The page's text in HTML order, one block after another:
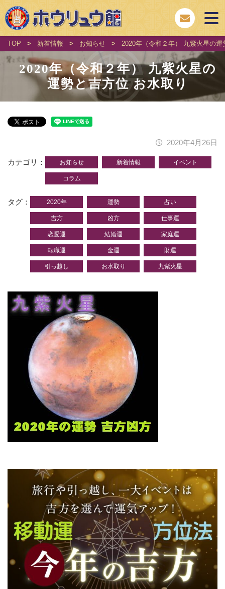
TOP > 新着情報 > お知らせ > 2020年（令和２年） 九紫火星の
2020年（令和２年） 九紫火星の
運勢と吉方位 お水取り
2020年4月26日
カテゴリ お知らせ 新着情報 イベント
コラム
タグ 2020年 運勢 占い
吉方 凶方 仕事運
恋愛運 結婚運 家庭運
転職運 金運 財運
引っ越し お水取り 九紫火星